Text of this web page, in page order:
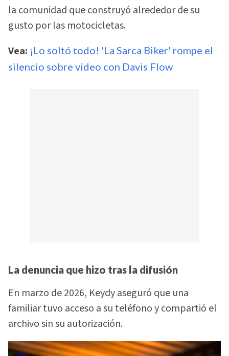
la comunidad que construyó alrededor de su
gusto por las motocicletas.
Vea: ¡Lo soltó todo! 'La Sarca Biker' rompe el
silencio sobre video con Davis Flow
La denuncia que hizo tras la difusión
En marzo de 2026, Keydy aseguró que una
familiar tuvo acceso a su teléfono y compartió el
archivo sin su autorización.